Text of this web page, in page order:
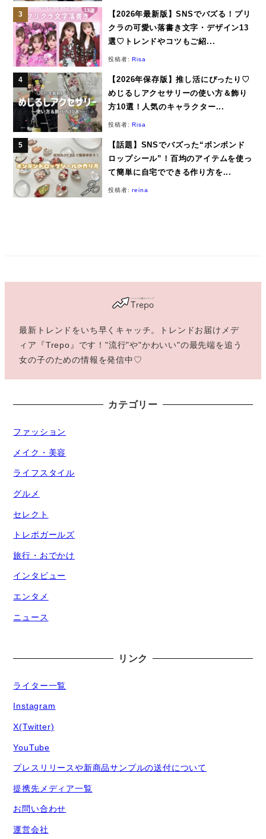
【2026年最新版】SNSでバズる！プリ
クラの可愛い落書き文字・デザイン13
選♡トレンドやコツもご紹...
投稿者:Risa
【2026年保存版】推し活にぴったり♡
めじるしアクセサリーの使い方＆飾り
方10選！人気のキャラクター...
投稿者:Risa
【話題】SNSでバズった“ボンボンド
ロップシール”！百均のアイテムを使っ
て簡単に自宅でできる作り方を...
投稿者:reina
最新トレンドをいち早くキャッチ。トレンドお届けメデ
ィア『Trepo』です！"流行"や"かわいい"の最先端を追う
女の子のための情報を発信中♡
カテゴリー
ファッション
メイク・美容
ライフスタイル
グルメ
セレクト
トレポガールズ
旅行・おでかけ
インタビュー
エンタメ
ニュース
リンク
ライター一覧
Instagram
X(Twitter)
YouTube
プレスリリースや新商品サンプルの送付について
提携先メディア一覧
お問い合わせ
運営会社